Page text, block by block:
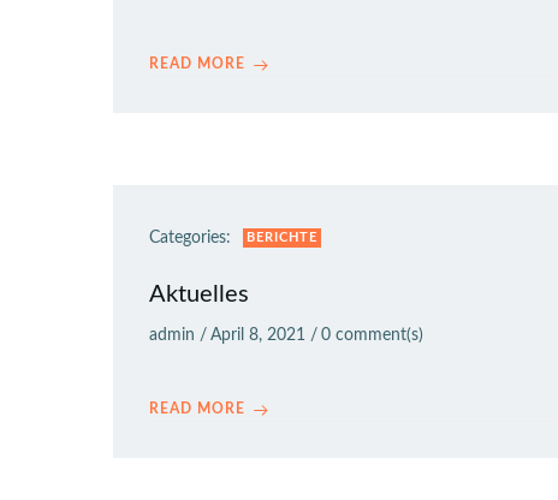
READ MORE
Categories: BERICHTE
Aktuelles
admin / April 8, 2021 / 0 comment(s)
READ MORE